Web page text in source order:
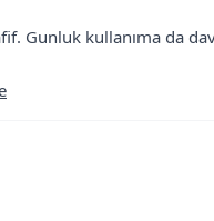
Gunluk kullanıma da